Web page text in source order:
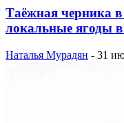
Таёжная черника
локальные ягоды в
Наталья Мурадян - 31